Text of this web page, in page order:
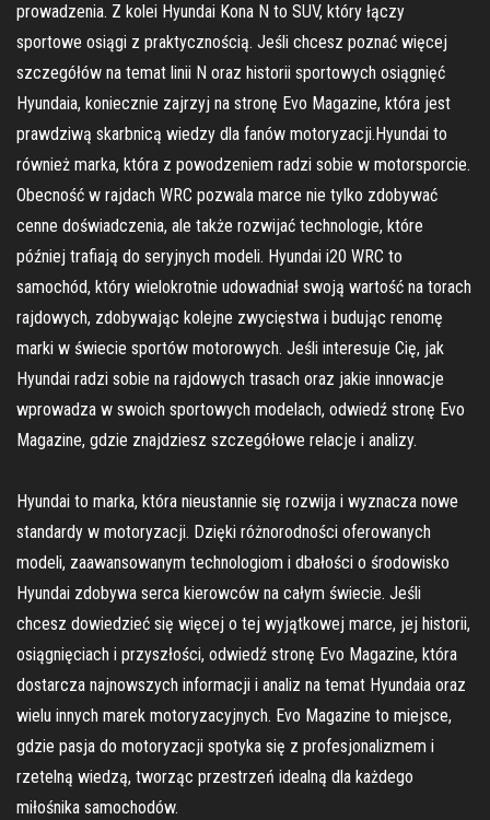
prowadzenia. Z kolei Hyundai Kona N to SUV, który łączy
sportowe osiągi z praktycznością. Jeśli chcesz poznać więcej
szczegółów na temat linii N oraz historii sportowych osiągnięć
Hyundaia, koniecznie zajrzyj na stronę Evo Magazine, która jest
prawdziwą skarbnicą wiedzy dla fanów motoryzacji.Hyundai to
również marka, która z powodzeniem radzi sobie w motorsporcie.
Obecność w rajdach WRC pozwala marce nie tylko zdobywać
cenne doświadczenia, ale także rozwijać technologie, które
później trafiają do seryjnych modeli. Hyundai i20 WRC to
samochód, który wielokrotnie udowadniał swoją wartość na torach
rajdowych, zdobywając kolejne zwycięstwa i budując renomę
marki w świecie sportów motorowych. Jeśli interesuje Cię, jak
Hyundai radzi sobie na rajdowych trasach oraz jakie innowacje
wprowadza w swoich sportowych modelach, odwiedź stronę Evo
Magazine, gdzie znajdziesz szczegółowe relacje i analizy.
Hyundai to marka, która nieustannie się rozwija i wyznacza nowe
standardy w motoryzacji. Dzięki różnorodności oferowanych
modeli, zaawansowanym technologiom i dbałości o środowisko
Hyundai zdobywa serca kierowców na całym świecie. Jeśli
chcesz dowiedzieć się więcej o tej wyjątkowej marce, jej historii,
osiągnięciach i przyszłości, odwiedź stronę Evo Magazine, która
dostarcza najnowszych informacji i analiz na temat Hyundaia oraz
wielu innych marek motoryzacyjnych. Evo Magazine to miejsce,
gdzie pasja do motoryzacji spotyka się z profesjonalizmem i
rzetelną wiedzą, tworząc przestrzeń idealną dla każdego
miłośnika samochodów.